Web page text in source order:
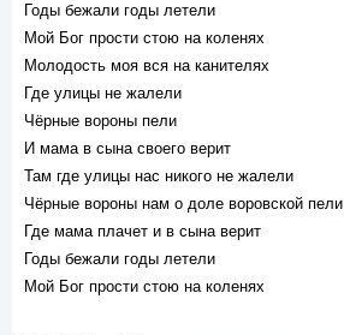
Годы бежали годы летели
Мой Бог прости стою на коленях
Молодость моя вся на канителях
Где улицы не жалели
Чёрные вороны пели
И мама в сына своего верит
Там где улицы нас никого не жалели
Чёрные вороны нам о доле воровской пели
Где мама плачет и в сына верит
Годы бежали годы летели
Мой Бог прости стою на коленях